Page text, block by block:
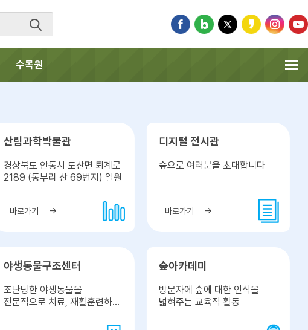
수목원
산림과학박물관
경상북도 안동시 도산면 퇴계로
2189 (동부리 산 69번지) 일원
바로가기
디지털 전시관
숲으로 여러분을 초대합니다
바로가기
야생동물구조센터
조난당한 야생동물을
전문적으로 치료, 재활훈련하여
숲아카데미
방문자에 숲에 대한 인식을
넓혀주는 교육적 활동